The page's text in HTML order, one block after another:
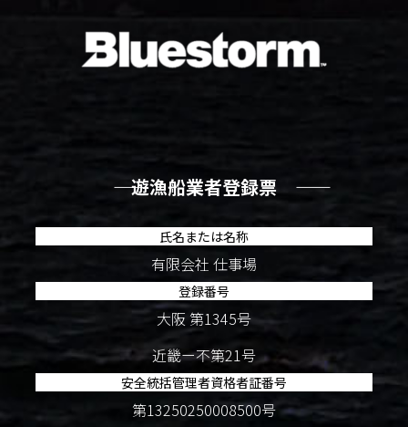
―― 遊漁船業者登録票 ――
氏名または名称
有限会社 仕事場
登録番号
大阪 第1345号
近畿ー不第21号
安全統括管理者資格者証番号
第13250250008500号